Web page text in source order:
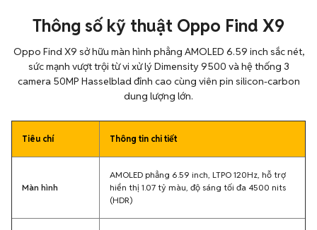
Thông số kỹ thuật Oppo Find X9
Oppo Find X9 sở hữu màn hình phẳng AMOLED 6.59 inch sắc nét,
sức mạnh vượt trội từ vi xử lý Dimensity 9500 và hệ thống 3
camera 50MP Hasselblad đỉnh cao cùng viên pin silicon-carbon
dung lượng lớn.
Tiêu chí Thông tin chi tiết
Màn hình
AMOLED phẳng 6.59 inch, LTPO 120Hz, hỗ trợ
hiển thị 1.07 tỷ màu, độ sáng tối đa 4500 nits
(HDR)